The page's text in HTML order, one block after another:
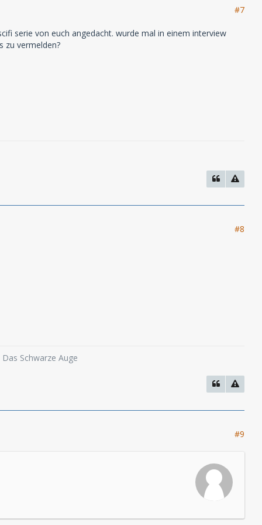
#7
serie von euch angedacht. wurde mal in einem interview
zu vermelden?
#8
Schwarze Auge
#9